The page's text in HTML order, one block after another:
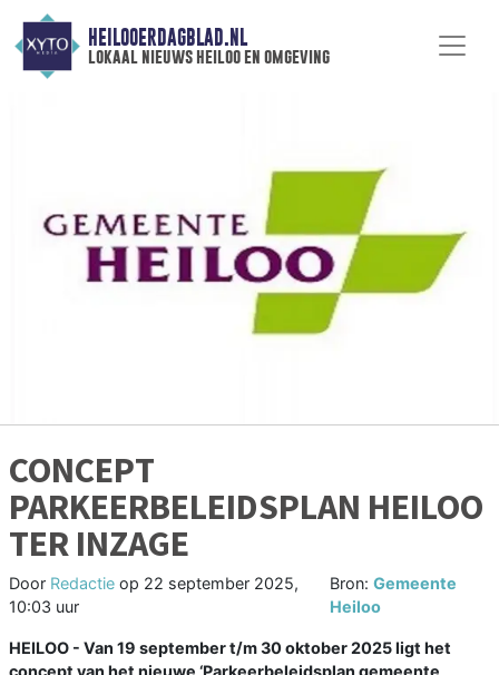
HEILOOERDAGBLAD.NL
lokaal nieuws heiloo en omgeving
CONCEPT
PARKEERBELEIDSPLAN HEILOO
TER INZAGE
Door Redactie op 22 september 2025,
10:03 uur
Bron:Gemeente
Heiloo
HEILOO - Van 19 september t/m 30 oktober 2025 ligt het
concept van het nieuwe ‘Parkeerbeleidsplan gemeente